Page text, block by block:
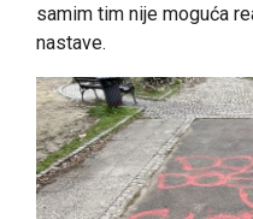
samim tim nije moguća
nastave.